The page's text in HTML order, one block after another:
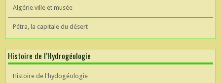
Algérie ville et musée
Pétra, la capitale du désert
Histoire de l’Hydrogéologie
Histoire de l'hydogéologie